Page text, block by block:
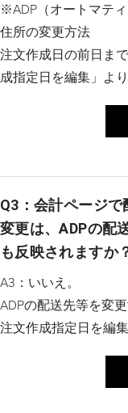
※ADP（オートマテ
住所の変更方法
注文作成日の前日ま
成指定日を編集」よ
Q3：会計ページ
変更は、ADPの配
も反映されますか
A3：いいえ。
ADPの配送先等を変
注文作成指定日を編